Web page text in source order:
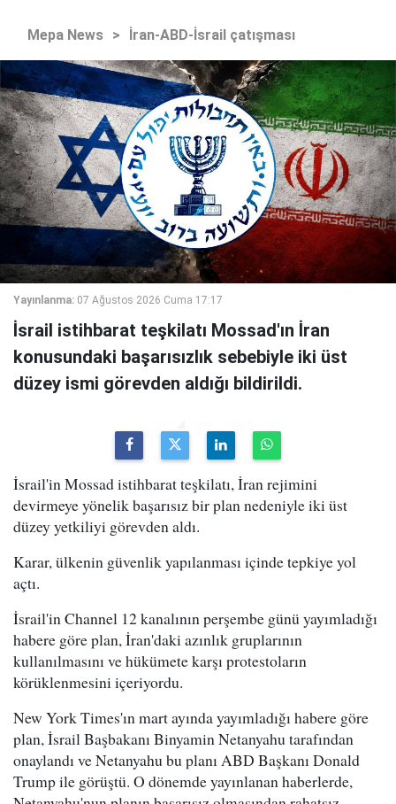
Mepa News > İran-ABD-İsrail çatışması
Yayınlanma: 07 Ağustos 2026 Cuma 17:17
İsrail istihbarat teşkilatı Mossad'ın İran
konusundaki başarısızlık sebebiyle iki üst
düzey ismi görevden aldığı bildirildi.
İsrail'in Mossad istihbarat teşkilatı, İran rejimini
devirmeye yönelik başarısız bir plan nedeniyle iki üst
düzey yetkiliyi görevden aldı.
Karar, ülkenin güvenlik yapılanması içinde tepkiye yol
açtı.
İsrail'in Channel 12 kanalının perşembe günü yayımladığı
habere göre plan, İran'daki azınlık gruplarının
kullanılmasını ve hükümete karşı protestoların
körüklenmesini içeriyordu.
New York Times'ın mart ayında yayımladığı habere göre
plan, İsrail Başbakanı Binyamin Netanyahu tarafından
onaylandı ve Netanyahu bu planı ABD Başkanı Donald
Trump ile görüştü. O dönemde yayınlanan haberlerde,